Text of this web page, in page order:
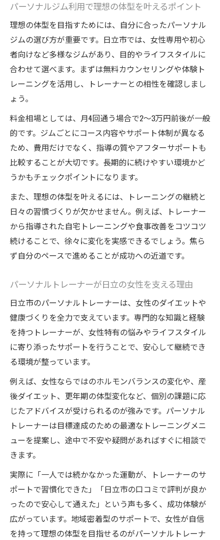
パーソナルジム契約前に知っておきたい注
意事項
パーソナルジム利用で理想の体型を叶えるポイント
理想の体型を目指すためには、自分に合ったパーソナル
ジムの選び方が重要です。日立市では、女性専用や初心
者向けなど多様なジムがあり、目的やライフスタイルに
合わせて選べます。まずは無料カウンセリングや体験ト
レーニングを活用し、トレーナーとの相性を確認しまし
ょう。
料金相場としては、月4回通う場合で2〜3万円前後が一般
的です。ジムごとにコース内容やサポート体制が異なる
ため、費用だけでなく、指導の質やアフターサポートも
比較することが大切です。長期的に続けやすい環境かど
うかもチェックポイントになります。
また、理想の体型を叶えるには、トレーニングの継続と
日々の習慣づくりが欠かせません。例えば、トレーナー
から指導された自宅トレーニングや食事改善をコツコツ
続けることで、徐々に変化を実感できるでしょう。焦ら
ず自分のペースで進めることが成功への近道です。
パーソナルトレーナーが日立の女性を支える理由
日立市のパーソナルトレーナーは、女性のダイエットや
健康づくりを全力で支えています。専門的な知識と経験
を持つトレーナーが、女性特有の悩みやライフスタイル
に寄り添ったサポートを行うことで、安心して継続でき
る環境が整っています。
例えば、女性ならではのホルモンバランスの変化や、産
後ダイエット、更年期の体型変化など、個別の課題に応
じたアドバイスが受けられるのが強みです。パーソナル
トレーナーは目標達成のための最適なトレーニングメニ
ューを提案し、途中で不安や疑問があればすぐに相談で
きます。
実際に「一人では続かなかった運動が、トレーナーのサ
ポートで習慣化できた」「日立市の口コミで評判が良か
ったので安心して通えた」という声も多く、成功体験が
広がっています。地域密着型のサポートで、女性が自信
を持って理想の体型を目指せるのがパーソナルトレーナ